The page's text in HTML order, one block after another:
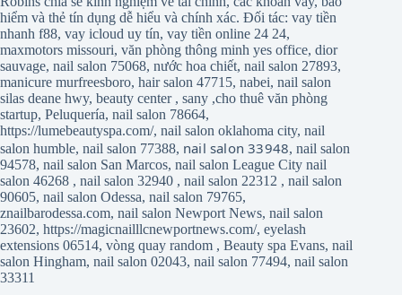
hiểm và thẻ tín dụng dễ hiểu và chính xác. Đối tác: vay tiền
nhanh f88, vay icloud uy tín, vay tiền online 24 24,
maxmotors missouri, văn phòng thông minh yes office, dior
sauvage, nail salon 75068, nước hoa chiết, nail salon 27893,
manicure murfreesboro, hair salon 47715, nabei, nail salon
silas deane hwy, beauty center, sany ,cho thuê văn phòng
startup, Peluquería, nail salon 78664,
https://lumebeautyspa.com/, nail salon oklahoma city, nail
salon humble, nail salon 77388, nail salon 33948,nail salon
94578, nail salon San Marcos, nail salon League City nail
salon 46268 , nail salon 32940 , nail salon 22312 , nail salon
90605, nail salon Odessa, nail salon 79765,
znailbarodessa.com, nail salon Newport News, nail salon
23602, https://magicnailllcnewportnews.com/, eyelash
extensions 06514, vòng quay random , Beauty spa Evans, nail
salon Hingham, nail salon 02043, nail salon 77494, nail salon
33311